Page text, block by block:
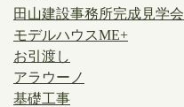
田山建設事務所完成見学会
モデルハウスME+
お引渡し
アラウーノ
基礎工事